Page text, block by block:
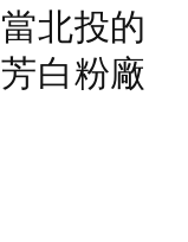
北投的
白粉廠